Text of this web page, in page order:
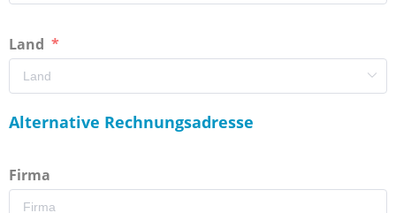
Land
Alternative Rechnungsadresse
Firma